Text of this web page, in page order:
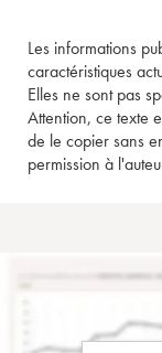
Les informations
caractéristiques
Elles ne sont pas
Attention, ce texte
de le copier sans
permission à